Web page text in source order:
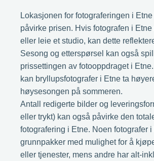
Lokasjonen for fotograferingen i
påvirke prisen. Hvis fotografen i
eller leie et studio, kan dette
Sesong og etterspørsel kan også
prissettingen av fotooppdraget i
kan bryllupsfotografer i Etne ta
høysesongen på sommeren.
Antall redigerte bilder og
eller trykt) kan også påvirke den
fotografering i Etne. Noen fotografer
grunnpakker med mulighet for å
eller tjenester, mens andre har alt-